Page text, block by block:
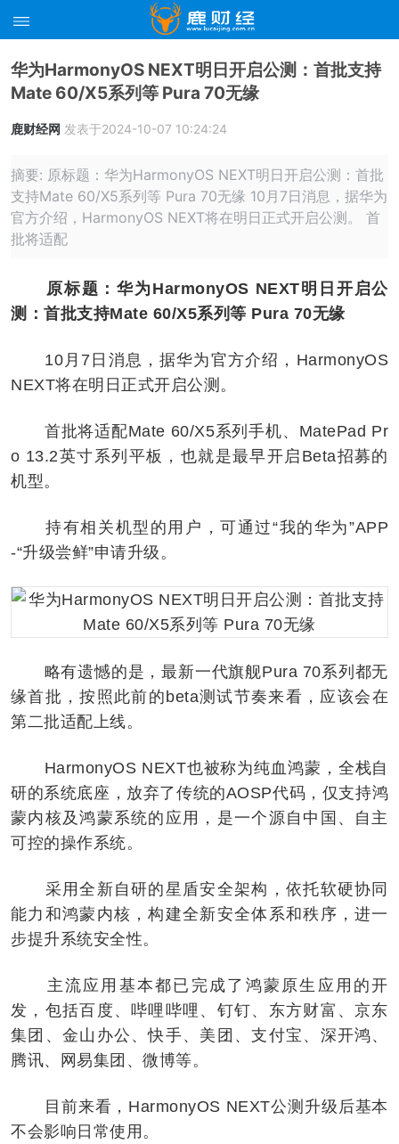
华为HarmonyOS NEXT明日开启公测：首批支持
Mate 60/X5系列等 Pura 70无缘
鹿财经网 发表于2024-10-07 10:24:24
摘要: 原标题：华为HarmonyOS NEXT明日开启公测：首批
支持Mate 60/X5系列等 Pura 70无缘 10月7日消息，据华为
官方介绍，HarmonyOS NEXT将在明日正式开启公测。 首
批将适配
原标题：华为HarmonyOS NEXT明日开启公
测：首批支持Mate 60/X5系列等 Pura 70无缘
10月7日消息，据华为官方介绍，HarmonyOS
NEXT将在明日正式开启公测。
首批将适配Mate 60/X5系列手机、MatePad Pr
o 13.2英寸系列平板，也就是最早开启Beta招募的
机型。
持有相关机型的用户，可通过“我的华为”APP
-“升级尝鲜”申请升级。
略有遗憾的是，最新一代旗舰Pura 70系列都无
缘首批，按照此前的beta测试节奏来看，应该会在
第二批适配上线。
HarmonyOS NEXT也被称为纯血鸿蒙，全栈自
研的系统底座，放弃了传统的AOSP代码，仅支持鸿
蒙内核及鸿蒙系统的应用，是一个源自中国、自主
可控的操作系统。
采用全新自研的星盾安全架构，依托软硬协同
能力和鸿蒙内核，构建全新安全体系和秩序，进一
步提升系统安全性。
主流应用基本都已完成了鸿蒙原生应用的开
发，包括百度、哔哩哔哩、钉钉、东方财富、京东
集团、金山办公、快手、美团、支付宝、深开鸿、
腾讯、网易集团、微博等。
目前来看，HarmonyOS NEXT公测升级后基本
不会影响日常使用。